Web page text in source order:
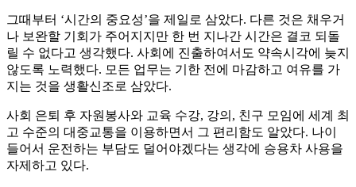
그때부터 ‘시간의 중요성’을 제일로 삼았다. 다른 것은 채우거
나 보완할 기회가 주어지지만 한 번 지나간 시간은 결코 되돌
릴 수 없다고 생각했다. 사회에 진출하여서도 약속시각에 늦지
않도록 노력했다. 모든 업무는 기한 전에 마감하고 여유를 가
지는 것을 생활신조로 삼았다.
사회 은퇴 후 자원봉사와 교육 수강, 강의, 친구 모임에 세계 최
고 수준의 대중교통을 이용하면서 그 편리함도 알았다. 나이
들어서 운전하는 부담도 덜어야겠다는 생각에 승용차 사용을
자제하고 있다.